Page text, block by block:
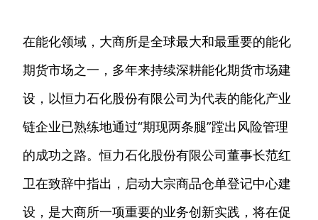
在能化领域，大商所是全球最大和最重要的能化
期货市场之一，多年来持续深耕能化期货市场建
设，以恒力石化股份有限公司为代表的能化产业
链企业已熟练地通过“期现两条腿”蹚出风险管理
的成功之路。恒力石化股份有限公司董事长范红
卫在致辞中指出，启动大宗商品仓单登记中心建
设，是大商所一项重要的业务创新实践，将在促